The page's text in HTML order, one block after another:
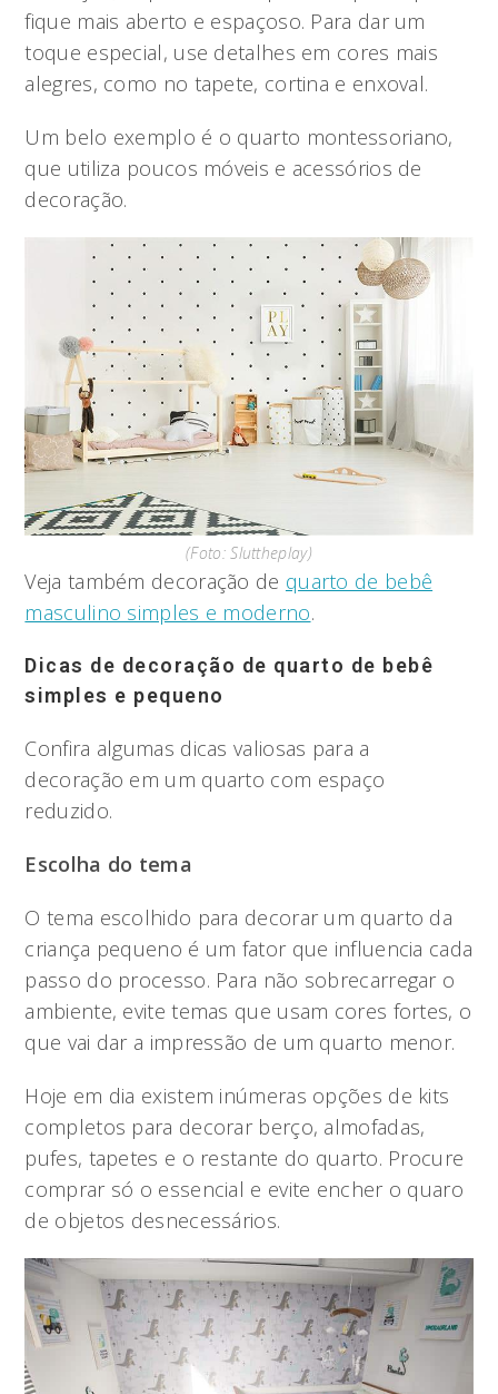
fique mais aberto e espaçoso. Para dar um
toque especial, use detalhes em cores mais
alegres, como no tapete, cortina e enxoval.
Um belo exemplo é o quarto montessoriano,
que utiliza poucos móveis e acessórios de
decoração.
(Foto: Sluttheplay)
Veja também decoração de quarto de bebê
masculino simples e moderno.
Dicas de decoração de quarto de bebê
simples e pequeno
Confira algumas dicas valiosas para a
decoração em um quarto com espaço
reduzido.
Escolha do tema
O tema escolhido para decorar um quarto da
criança pequeno é um fator que influencia cada
passo do processo. Para não sobrecarregar o
ambiente, evite temas que usam cores fortes, o
que vai dar a impressão de um quarto menor.
Hoje em dia existem inúmeras opções de kits
completos para decorar berço, almofadas,
pufes, tapetes e o restante do quarto. Procure
comprar só o essencial e evite encher o quaro
de objetos desnecessários.